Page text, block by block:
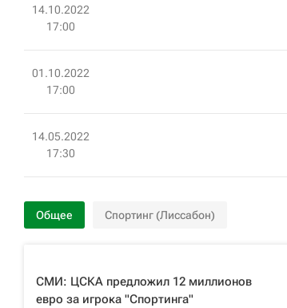
14.10.2022
17:00
01.10.2022
17:00
14.05.2022
17:30
Общее Спортинг (Лиссабон)
СМИ: ЦСКА предложил 12 миллионов
евро за игрока "Спортинга"